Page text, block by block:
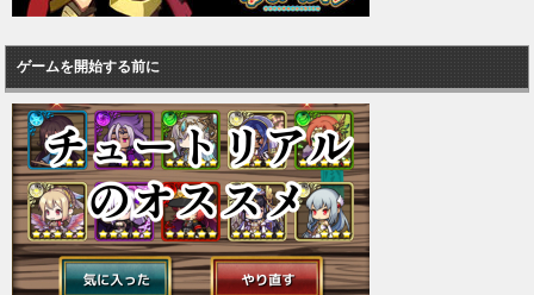
ゲームを開始する前に